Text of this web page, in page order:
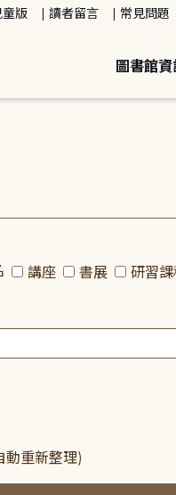
童版 讀者留言 常見問題
圖書館資
講座 書展 研習課
動重新整理)